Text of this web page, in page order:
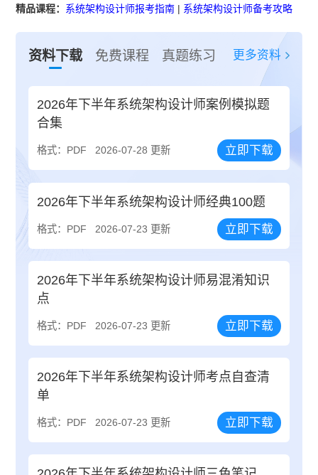
精品课程： 系统架构设计师报考指南 | 系统架构设计师备考攻略
资料下载 免费课程 真题练习 更多资料
2026年下半年系统架构设计师案例模拟题
合集
格式：PDF 2026-07-28 更新 立即下载
2026年下半年系统架构设计师经典100题
格式：PDF 2026-07-23 更新 立即下载
2026年下半年系统架构设计师易混淆知识
点
格式：PDF 2026-07-23 更新 立即下载
2026年下半年系统架构设计师考点自查清
单
格式：PDF 2026-07-23 更新 立即下载